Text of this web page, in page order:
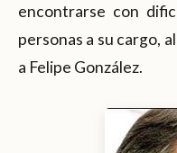
encontrarse con
personas a su cargo,
a Felipe González.